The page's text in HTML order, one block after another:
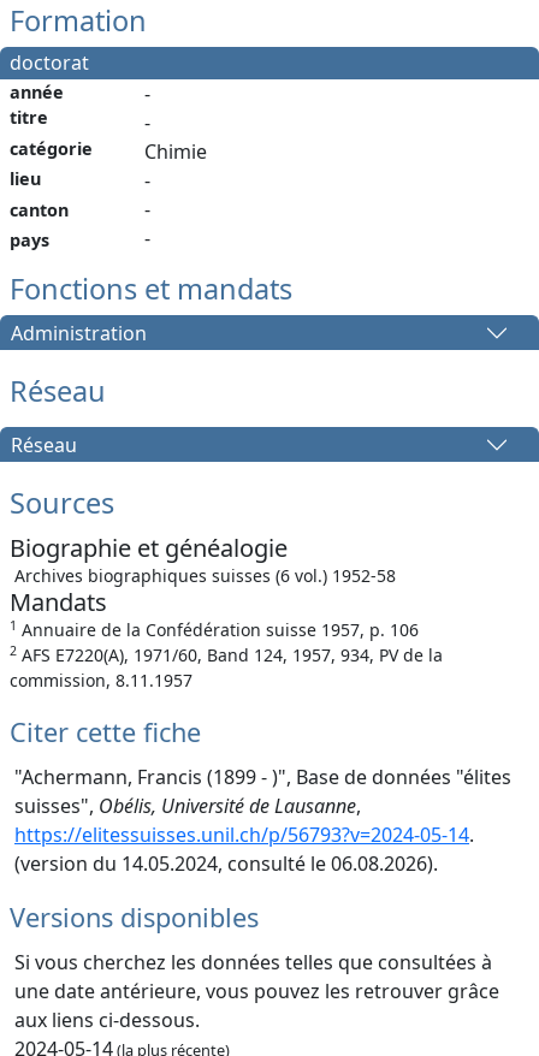
Formation
doctorat
année
titre
catégorie
lieu
canton
pays
-
-
Chimie
-
-
-
Fonctions et mandats
Administration
Réseau
Réseau
Sources
Biographie et généalogie
Archives biographiques suisses (6 vol.) 1952-58
Mandats
1 Annuaire de la Confédération suisse 1957, p. 106
2 AFS E7220(A), 1971/60, Band 124, 1957, 934, PV de la
commission, 8.11.1957
Citer cette fiche
"Achermann, Francis (1899 - )", Base de données "élites
suisses", Obélis, Université de Lausanne,
https://elitessuisses.unil.ch/p/56793?v=2024-05-14.
(version du 14.05.2024, consulté le 06.08.2026).
Versions disponibles
Si vous cherchez les données telles que consultées à
une date antérieure, vous pouvez les retrouver grâce
aux liens ci-dessous.
2024-05-14(la plus récente)